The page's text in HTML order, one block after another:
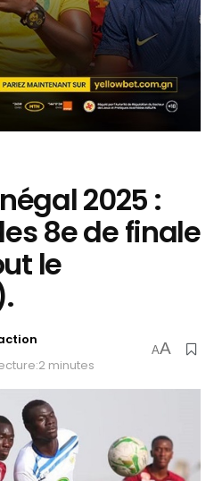
2025 :
8e de finale
le
minutes
AA